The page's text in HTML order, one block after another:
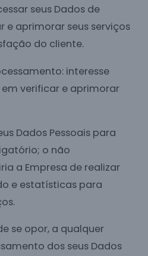
seus Dados de
aprimorar seus serviços
do cliente.
interesse
verificar e aprimorar
Dados Pessoais para
o não
a Empresa de realizar
e estatísticas para
se opor, a qualquer
dos seus Dados